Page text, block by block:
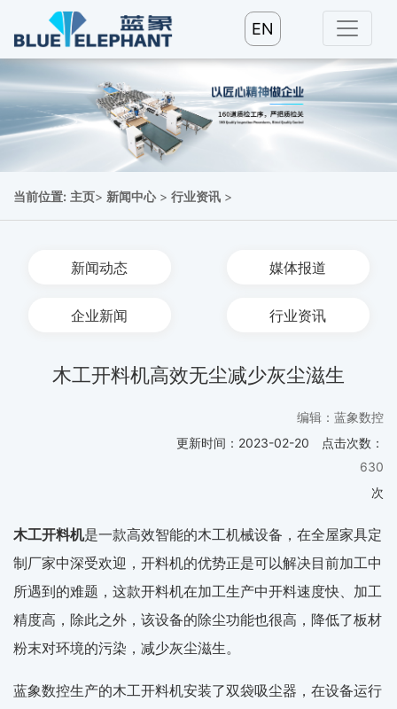
EN
当前位置: 主页> 新闻中心> 行业资讯 >
新闻动态 媒体报道
企业新闻 行业资讯
木工开料机高效无尘减少灰尘滋生
编辑：蓝象数控
更新时间： 2023-02-20
点击次数：
630
次
木工开料机是一款高效智能的木工机械设备，在全屋家具定
制厂家中深受欢迎，开料机的优势正是可以解决目前加工中
所遇到的难题，这款开料机在加工生产中开料速度快、加工
精度高，除此之外，该设备的除尘功能也很高，降低了板材
粉末对环境的污染，减少灰尘滋生。
蓝象数控生产的木工开料机安装了双袋吸尘器，在设备运行